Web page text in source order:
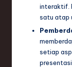
interaktif.
satu atap
setiap